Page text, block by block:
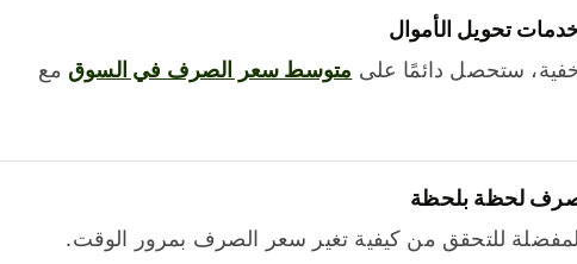
تحويل الأموال
ستحصل دائمًا على متوسط ​​سعر الصرف في السوق مع
لحظة بلحظة
للتحقق من كيفية تغير سعر الصرف بمرور الوقت.